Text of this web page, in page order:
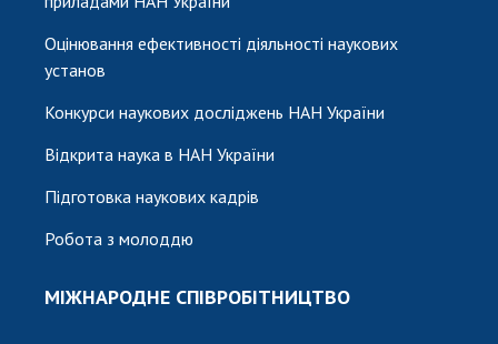
Оцінювання ефективності діяльності наукових
установ
Конкурси наукових досліджень НАН України
Відкрита наука в НАН України
Підготовка наукових кадрів
Робота з молоддю
МІЖНАРОДНЕ СПІВРОБІТНИЦТВО